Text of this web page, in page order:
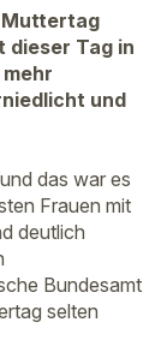
Muttertag
dieser Tag in
und
das war es
Frauen mit
deutlich
Bundesamt
selten